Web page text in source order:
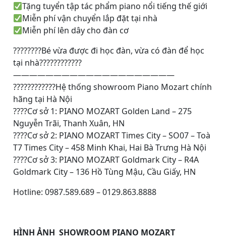
Tặng tuyển tập tác phẩm piano nổi tiếng thế giới
Miễn phí vận chuyển lắp đặt tại nhà
Miễn phí lên dây cho đàn cơ
????????Bé vừa được đi học đàn, vừa có đàn để học
tại nhà????????????
————————————————————
????????????Hệ thống showroom Piano Mozart chính
hãng tại Hà Nội
????Cơ sở 1: PIANO MOZART Golden Land – 275
Nguyễn Trãi, Thanh Xuân, HN
????Cơ sở 2: PIANO MOZART Times City – SO07 – Toà
T7 Times City – 458 Minh Khai, Hai Bà Trưng Hà Nội
????Cơ sở 3: PIANO MOZART Goldmark City – R4A
Goldmark City – 136 Hồ Tùng Mậu, Cầu Giấy, HN
Hotline: 0987.589.689 – 0129.863.8888
HÌNH ẢNH SHOWROOM PIANO MOZART